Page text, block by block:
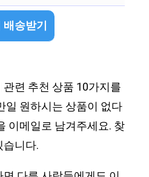
배송받기
련 추천 상품 10가지를
일 원하시는 상품이 없다
이메일로 남겨주세요. 찾
니다.